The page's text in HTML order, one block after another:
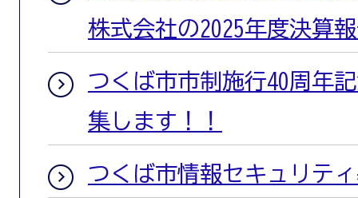
株式会社の2025年度決算
つくば市市制施行40周年
集します！！
つくば市情報セキュリテ